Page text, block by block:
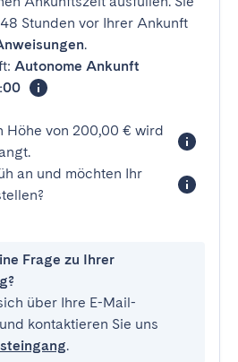
Stunden vor Ihrer Ankunft
.
Autonome Ankunft
Höhe von 200,00 € wird
an und möchten Ihr
Frage zu Ihrer
über Ihre E-Mail-
kontaktieren Sie uns
.